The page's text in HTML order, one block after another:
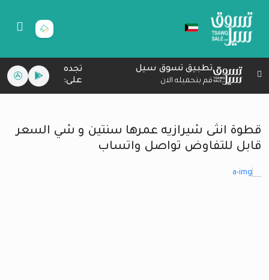
تطبيق تسوق سيل
قم بتحميله الان
تجده
على:
قطوة انثى شيرازيه عمرها سنتين و شي السعر
قابل للتفاوض تواصل واتساب